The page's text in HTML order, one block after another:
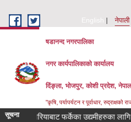
English
नेपाली
षडानन्द नगरपालिका
नगर कार्यपालिकाको कार्यालय
दिंङ्ला, भोजपुर, कोशी प्रदेश, नेपाल
"कृषि, पर्यापर्यटन र पूर्वाधार, रुद्राक्षको
सूचनाकोरियाबाट फर्केका उद्यमीहरुका लागि